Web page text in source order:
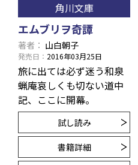
角川文庫
エムブリヲ奇譚
著者 山白朝子
発売日 2016年03月25日
旅に出ては必ず迷う和泉
蝋庵――哀しくも切ない道中
記、ここに開幕。
試し読み
書籍詳細